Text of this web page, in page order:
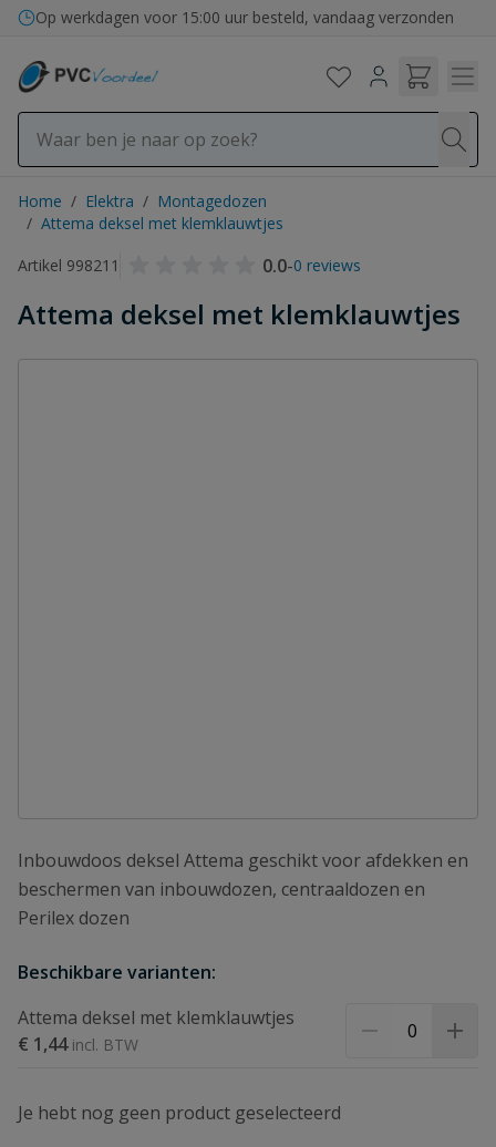
Ga naar de inhoud
Op werkdagen voor 15:00 uur besteld, vandaag verzonden
Home / Elektra / Montagedozen
/ Attema deksel met klemklauwtjes
Artikel 998211
0.0-0 reviews
Attema deksel met klemklauwtjes
Inbouwdoos deksel Attema geschikt voor afdekken en
beschermen van inbouwdozen, centraaldozen en
Perilex dozen
Beschikbare varianten:
Attema deksel met klemklauwtjes
€ 1,44
Je hebt nog geen product geselecteerd